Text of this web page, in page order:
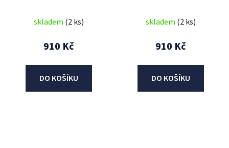
skladem (2 ks)
910 Kč
DO KOŠÍKU
skladem (2 ks)
910 Kč
DO KOŠÍKU